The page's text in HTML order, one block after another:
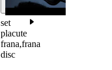
set
placute
frana,frana
disc